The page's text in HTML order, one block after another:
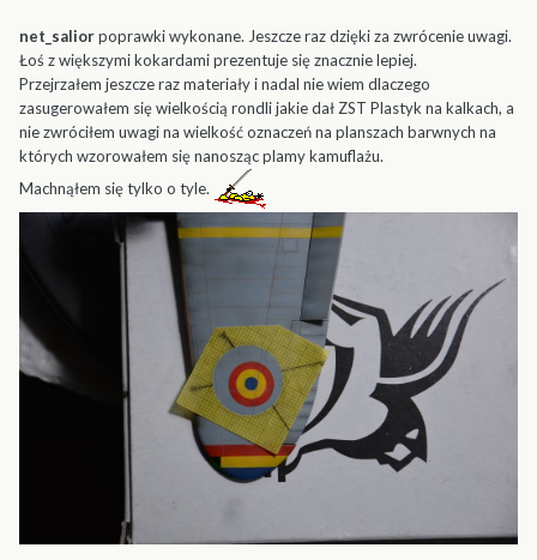
net_saliorpoprawki wykonane. Jeszcze raz dzięki za zwrócenie uwagi.
Łoś z większymi kokardami prezentuje się znacznie lepiej.
Przejrzałem jeszcze raz materiały i nadal nie wiem dlaczego
zasugerowałem się wielkością rondli jakie dał ZST Plastyk na kalkach, a
nie zwróciłem uwagi na wielkość oznaczeń na planszach barwnych na
których wzorowałem się nanosząc plamy kamuflażu.
Machnąłem się tylko o tyle.